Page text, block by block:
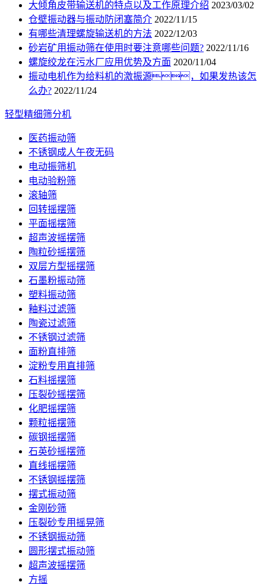
大倾角皮带输送机的特点以及工作原理介绍 2023/03/02
仓壁振动器与振动防闭塞简介 2022/11/15
有哪些清理螺旋输送机的方法 2022/12/03
砂岩矿用振动筛在使用时要注意哪些问题? 2022/11/16
螺旋绞龙在污水厂应用优势及方面 2020/11/04
振动电机作为给料机的激振源，如果发热该怎
么办? 2022/11/24
轻型精细筛分机
医药振动筛
不锈钢成人午夜无码
电动振筛机
电动验粉筛
滚轴筛
回转摇摆筛
平面摇摆筛
超声波摇摆筛
陶粒砂摇摆筛
双层方型摇摆筛
石墨粉振动筛
塑料振动筛
釉料过滤筛
陶瓷过滤筛
不锈钢过滤筛
面粉直排筛
淀粉专用直排筛
石料摇摆筛
压裂砂摇摆筛
化肥摇摆筛
颗粒摇摆筛
碳钢摇摆筛
石英砂摇摆筛
直线摇摆筛
不锈钢摇摆筛
摆式振动筛
金刚砂筛
压裂砂专用摇晃筛
不锈钢振动筛
圆形摆式振动筛
超声波摇摆筛
方摇